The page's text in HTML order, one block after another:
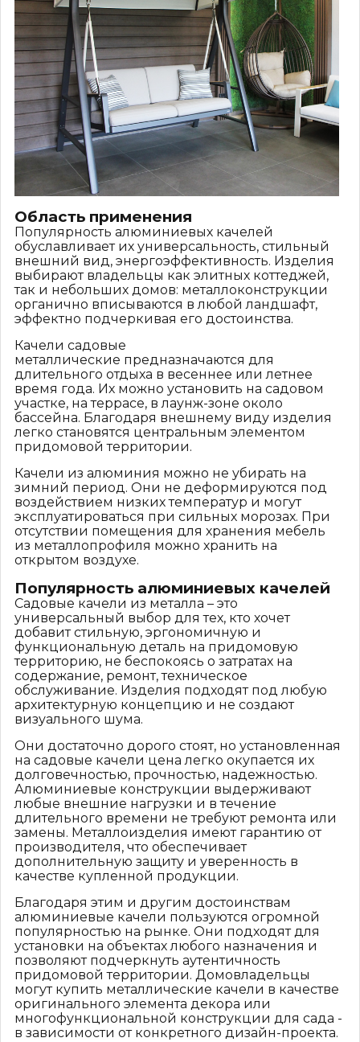
Область применения
Популярность алюминиевых качелей
обуславливает их универсальность, стильный
внешний вид, энергоэффективность. Изделия
выбирают владельцы как элитных коттеджей,
так и небольших домов: металлоконструкции
органично вписываются в любой ландшафт,
эффектно подчеркивая его достоинства.
Качели садовые
металлические предназначаются для
длительного отдыха в весеннее или летнее
время года. Их можно установить на садовом
участке, на террасе, в лаунж-зоне около
бассейна. Благодаря внешнему виду изделия
легко становятся центральным элементом
придомовой территории.
Качели из алюминия можно не убирать на
зимний период. Они не деформируются под
воздействием низких температур и могут
эксплуатироваться при сильных морозах. При
отсутствии помещения для хранения мебель
из металлопрофиля можно хранить на
открытом воздухе.
Популярность алюминиевых качелей
Садовые качели из металла – это
универсальный выбор для тех, кто хочет
добавит стильную, эргономичную и
функциональную деталь на придомовую
территорию, не беспокоясь о затратах на
содержание, ремонт, техническое
обслуживание. Изделия подходят под любую
архитектурную концепцию и не создают
визуального шума.
Они достаточно дорого стоят, но установленная
на садовые качели цена легко окупается их
долговечностью, прочностью, надежностью.
Алюминиевые конструкции выдерживают
любые внешние нагрузки и в течение
длительного времени не требуют ремонта или
замены. Металлоизделия имеют гарантию от
производителя, что обеспечивает
дополнительную защиту и уверенность в
качестве купленной продукции.
Благодаря этим и другим достоинствам
алюминиевые качели пользуются огромной
популярностью на рынке. Они подходят для
установки на объектах любого назначения и
позволяют подчеркнуть аутентичность
придомовой территории. Домовладельцы
могут купить металлические качели в качестве
оригинального элемента декора или
многофункциональной конструкции для сада -
в зависимости от конкретного дизайн-проекта.